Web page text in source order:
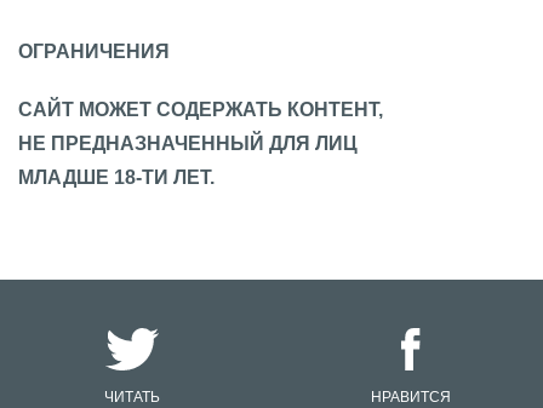
ОГРАНИЧЕНИЯ
САЙТ МОЖЕТ СОДЕРЖАТЬ КОНТЕНТ,
НЕ ПРЕДНАЗНАЧЕННЫЙ ДЛЯ ЛИЦ
МЛАДШЕ 18-ТИ ЛЕТ.
ЧИТАТЬ НРАВИТСЯ